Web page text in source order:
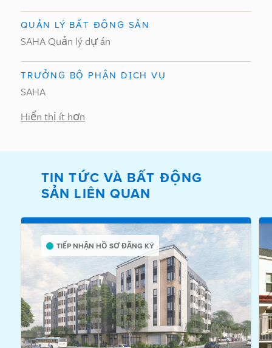
QUẢN LÝ BẤT ĐỘNG SẢN
SAHA Quản lý dự án
TRƯỞNG BỘ PHẬN DỊCH VỤ
SAHA
Hiển thị ít hơn
TIN TỨC VÀ BẤT ĐỘNG
SẢN LIÊN QUAN
TIẾP NHẬN HỒ SƠ ĐĂNG KÝ